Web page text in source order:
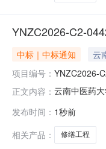
YNZC2026-C2-
中标｜中标通知 云
项目编号： YNZC2026-
正文内容： 云南中医药
及联系方式
发布时间： 1秒前
相关产品：
修缮工程